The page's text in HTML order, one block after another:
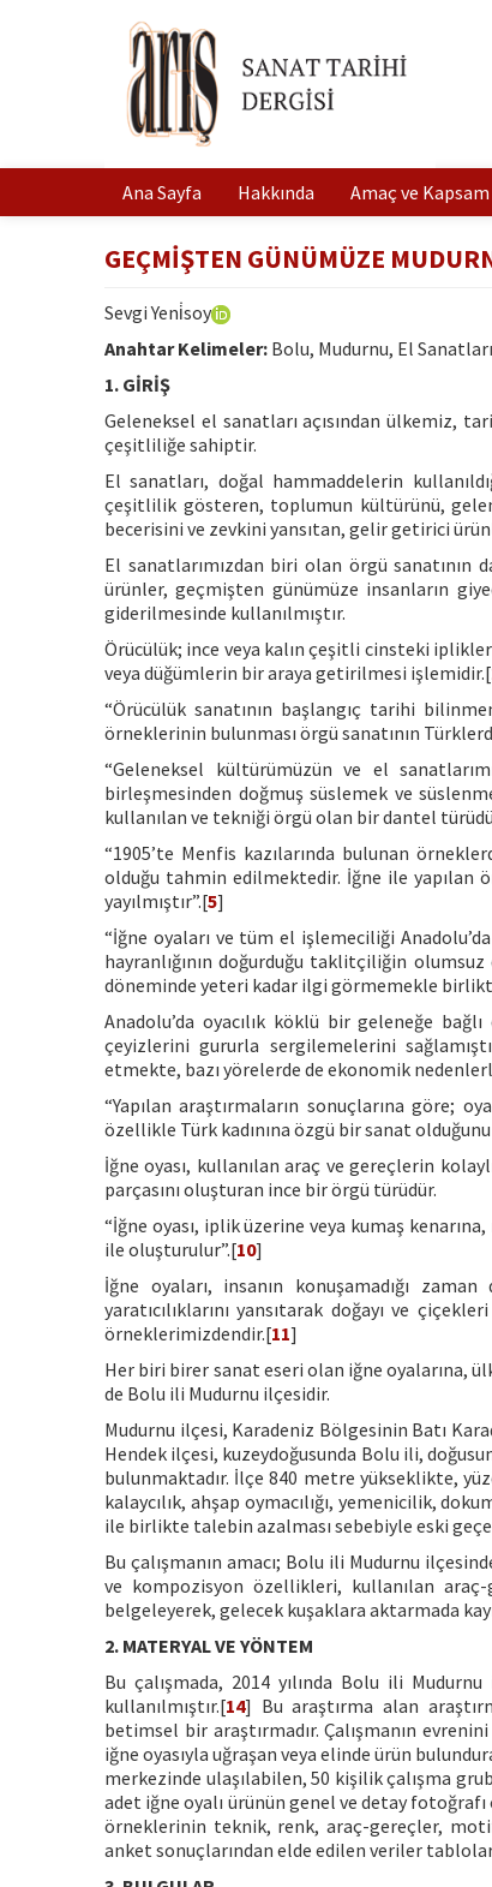
Ana Sayfa Hakkında Amaç ve Kapsam
GEÇMİŞTEN GÜNÜMÜZE
Sevgi Yeni̇soy
Anahtar Kelimeler: Bolu, Mudurnu, El
1. GİRİŞ
Geleneksel el sanatları açısından ülkemiz,
çeşitliliğe sahiptir.
El sanatları, doğal hammaddelerin
çeşitlilik gösteren, toplumun kültürünü,
becerisini ve zevkini yansıtan, gelir getirici
El sanatlarımızdan biri olan örgü sanatının
ürünler, geçmişten günümüze insanların
giderilmesinde kullanılmıştır.
Örücülük; ince veya kalın çeşitli cinsteki
veya düğümlerin bir araya getirilmesi işlemidir.[
“Örücülük sanatının başlangıç tarihi
örneklerinin bulunması örgü sanatının
“Geleneksel kültürümüzün ve el
birleşmesinden doğmuş süslemek ve
kullanılan ve tekniği örgü olan bir dantel
“1905’te Menfis kazılarında bulunan
olduğu tahmin edilmektedir. İğne ile yapılan
yayılmıştır”.[5]
“İğne oyaları ve tüm el işlemeciliği
hayranlığının doğurduğu taklitçiliğin
döneminde yeteri kadar ilgi görmemekle
Anadolu’da oyacılık köklü bir geleneğe
çeyizlerini gururla sergilemelerini
etmekte, bazı yörelerde de ekonomik
“Yapılan araştırmaların sonuçlarına göre;
özellikle Türk kadınına özgü bir sanat
İğne oyası, kullanılan araç ve gereçlerin
parçasını oluşturan ince bir örgü türüdür.
“İğne oyası, iplik üzerine veya kumaş
ile oluşturulur”.[10]
İğne oyaları, insanın konuşamadığı
yaratıcılıklarını yansıtarak doğayı ve
örneklerimizdendir.[11]
Her biri birer sanat eseri olan iğne oyalarına,
de Bolu ili Mudurnu ilçesidir.
Mudurnu ilçesi, Karadeniz Bölgesinin Batı
Hendek ilçesi, kuzeydoğusunda Bolu ili,
bulunmaktadır. İlçe 840 metre yükseklikte,
kalaycılık, ahşap oymacılığı, yemenicilik,
ile birlikte talebin azalması sebebiyle eski
Bu çalışmanın amacı; Bolu ili Mudurnu
ve kompozisyon özellikleri, kullanılan
belgeleyerek, gelecek kuşaklara aktarmada
2. MATERYAL VE YÖNTEM
Bu çalışmada, 2014 yılında Bolu ili
kullanılmıştır.[14] Bu araştırma alan
betimsel bir araştırmadır. Çalışmanın
iğne oyasıyla uğraşan veya elinde ürün
merkezinde ulaşılabilen, 50 kişilik çalışma
adet iğne oyalı ürünün genel ve detay
örneklerinin teknik, renk, araç-gereçler,
anket sonuçlarından elde edilen veriler